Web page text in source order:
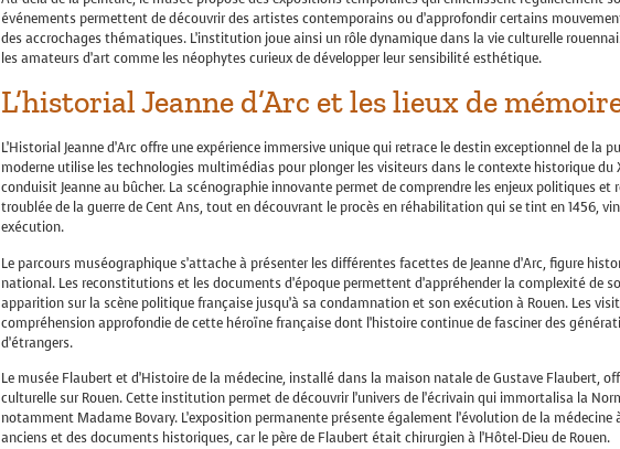
événements permettent de découvrir des artistes contemporains ou d’approfondir certains
des accrochages thématiques. L’institution joue ainsi un rôle dynamique dans la vie culturelle
les amateurs d’art comme les néophytes curieux de développer leur sensibilité esthétique.
L’historial Jeanne d’Arc et les lieux de
L’Historial Jeanne d’Arc offre une expérience immersive unique qui retrace le destin exceptionnel de la
moderne utilise les technologies multimédias pour plonger les visiteurs dans le contexte historique du
conduisit Jeanne au bûcher. La scénographie innovante permet de comprendre les enjeux politiques et
troublée de la guerre de Cent Ans, tout en découvrant le procès en réhabilitation qui se tint en 1456,
exécution.
Le parcours muséographique s’attache à présenter les différentes facettes de Jeanne d’Arc, figure
national. Les reconstitutions et les documents d’époque permettent d’appréhender la complexité de
apparition sur la scène politique française jusqu’à sa condamnation et son exécution à Rouen. Les
compréhension approfondie de cette héroïne française dont l’histoire continue de fasciner des
d’étrangers.
Le musée Flaubert et d’Histoire de la médecine, installé dans la maison natale de Gustave Flaubert,
culturelle sur Rouen. Cette institution permet de découvrir l’univers de l’écrivain qui immortalisa la
notamment Madame Bovary. L’exposition permanente présente également l’évolution de la
anciens et des documents historiques, car le père de Flaubert était chirurgien à l’Hôtel-Dieu de Rouen.